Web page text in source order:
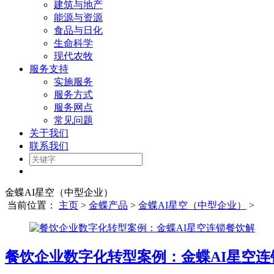
建筑与地产
能源与资源
食品与日化
生命科学
现代农牧
服务支持
实施服务
服务方式
服务网点
常见问题
关于我们
联系我们
金蝶AI星空（中型企业）
当前位置： 主页 > 金蝶产品 > 金蝶AI星空（中型企业） >
餐饮企业数字化转型案例：金蝶AI星空